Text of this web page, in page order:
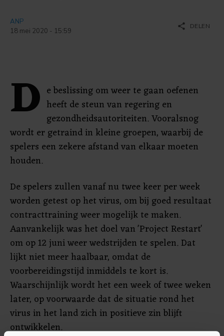
ANP
18 mei 2020 - 15:59
share DELEN
D e beslissing om weer te gaan oefenen
heeft de steun van regering en
gezondheidsautoriteiten. Vooralsnog
wordt er getraind in kleine groepen, waarbij de
spelers een zekere afstand van elkaar moeten
houden.
De spelers zullen vanaf nu twee keer per week
worden getest op het virus, om bij goed resultaat
contracttraining weer mogelijk te maken.
Aanvankelijk was het doel van 'Project Restart'
om op 12 juni weer wedstrijden te spelen. Dat
lijkt niet meer haalbaar, omdat de
voorbereidingstijd inmiddels te kort is.
Waarschijnlijk wordt het een week of twee weken
later, op voorwaarde dat de situatie rond het
virus in het land zich in positieve zin blijft
ontwikkelen.